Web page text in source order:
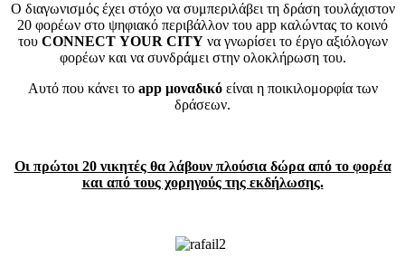
Ο διαγωνισμός έχει στόχο να συμπεριλάβει τη δράση τουλάχιστον
20 φορέων στο ψηφιακό περιβάλλον του app καλώντας το κοινό
του CONNECT YOUR CITYνα γνωρίσει το έργο αξιόλογων
φορέων και να συνδράμει στην ολοκλήρωση του.
Αυτό που κάνει το appμοναδικόείναι η ποικιλομορφία των
δράσεων.
Οι πρώτοι 20 νικητές θα λάβουν πλούσια δώρα από το φορέα
και από τους χορηγούς της εκδήλωσης.